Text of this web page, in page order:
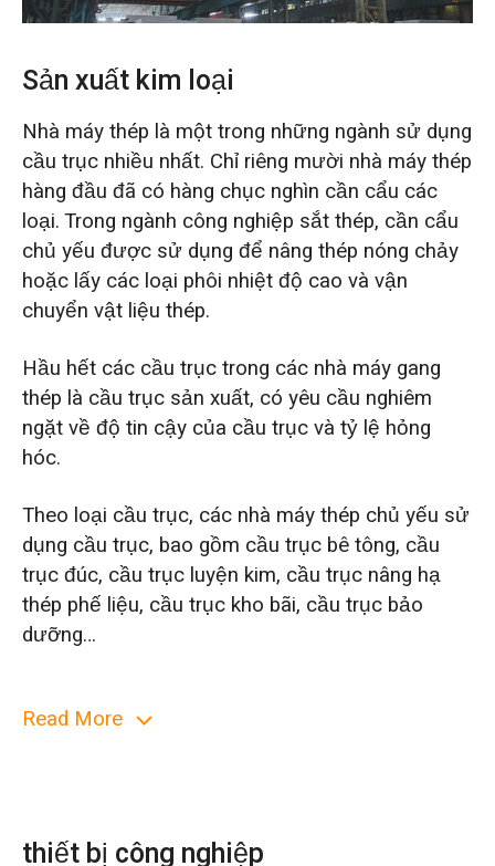
Sản xuất kim loại
Nhà máy thép là một trong những ngành sử dụng
cầu trục nhiều nhất. Chỉ riêng mười nhà máy thép
hàng đầu đã có hàng chục nghìn cần cẩu các
loại. Trong ngành công nghiệp sắt thép, cần cẩu
chủ yếu được sử dụng để nâng thép nóng chảy
hoặc lấy các loại phôi nhiệt độ cao và vận
chuyển vật liệu thép.
Hầu hết các cầu trục trong các nhà máy gang
thép là cầu trục sản xuất, có yêu cầu nghiêm
ngặt về độ tin cậy của cầu trục và tỷ lệ hỏng
hóc.
Theo loại cầu trục, các nhà máy thép chủ yếu sử
dụng cầu trục, bao gồm cầu trục bê tông, cầu
trục đúc, cầu trục luyện kim, cầu trục nâng hạ
thép phế liệu, cầu trục kho bãi, cầu trục bảo
dưỡng…
móc, cần trục kiểu ngoạm, cần trục kiểu kẹp,
Read More
thiết bị công nghiệp